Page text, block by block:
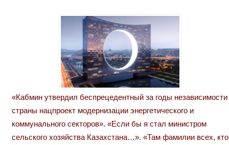
«Кабмин утвердил беспрецедентный за годы независимости
страны нацпроект модернизации энергетического и
коммунального секторов». «Если бы я стал министром
сельского хозяйства Казахстана…». «Там фамилии всех, кто